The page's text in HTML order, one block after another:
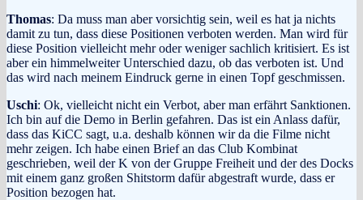
Thomas: Da muss man aber vorsichtig sein, weil es hat ja nichts
damit zu tun, dass diese Positionen verboten werden. Man wird für
diese Position vielleicht mehr oder weniger sachlich kritisiert. Es ist
aber ein himmelweiter Unterschied dazu, ob das verboten ist. Und
das wird nach meinem Eindruck gerne in einen Topf geschmissen.
Uschi: Ok, vielleicht nicht ein Verbot, aber man erfährt Sanktionen.
Ich bin auf die Demo in Berlin gefahren. Das ist ein Anlass dafür,
dass das KiCC sagt, u.a. deshalb können wir da die Filme nicht
mehr zeigen. Ich habe einen Brief an das Club Kombinat
geschrieben, weil der K von der Gruppe Freiheit und der des Docks
mit einem ganz großen Shitstorm dafür abgestraft wurde, dass er
Position bezogen hat.